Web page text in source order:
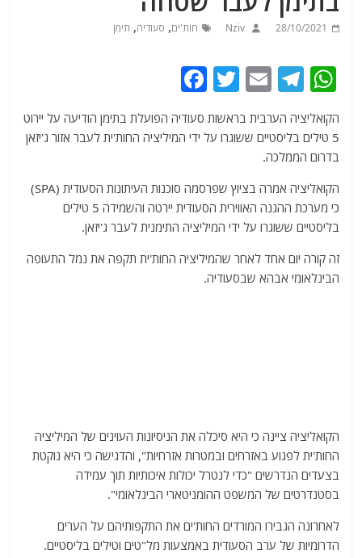
28/10/2021
Nziv חות'ים, סעודיה, תימן
W
h
at
s
A
p
p
T
e
g
ra
m
E
ai
T
itt
c
b
o
o
k
הקואליציה הערבית בראשות סעודיה הפועלת בתימן הודיעה על יירוט
5 טילים בליסטיים ששוגרו על ידי המיליציה החות'ית לעבר אזור ג'יזאן
בדרום הממלכה.
הקואליציה אמרה בציוץ שפרסמה סוכנות העיתונות הסעודית (SPA)
כי מערכת ההגנה האווירית הסעודית יירטה והשמידה 5 טילים
בליסטיים ששוגרו על ידי המיליציה התימנית לעבר ג'יזאן.
זה קורה יום אחד לאחר שהמיליציה החות'ית תקפה את נמל התעופה
הבינלאומי אבהא שבסעודיה.
הקואליציה ציינה כי היא סיכלה את הניסיונות העוינים של המיליציה
החות'ית לפגוע באזרחים ובמטרות אזרחיות", והדגישה כי היא נוקטת
בצעדים הנדרשים "כדי לנטרל יכולות איכותיות תוך עמידה
בסטנדרטים של המשפט ההומניטארי הבינלאומי".
לאחרונה הגבירו המורדים החות'ים את התקפותיהם על הערים
הדרומיות של ערב הסעודית באמצעות מל"טים וטילים בליסטיים.